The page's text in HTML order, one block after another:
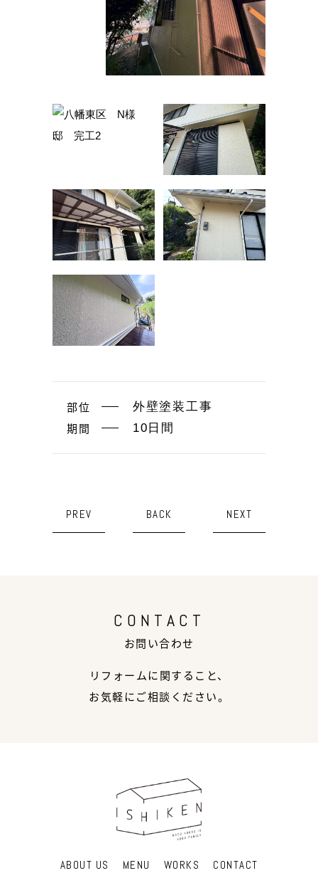
部位 外壁塗装工事
期間 10日間
PREV BACK NEXT
CONTACT
お問い合わせ
リフォームに関すること、
お気軽にご相談ください。
ABOUT US MENU WORKS CONTACT